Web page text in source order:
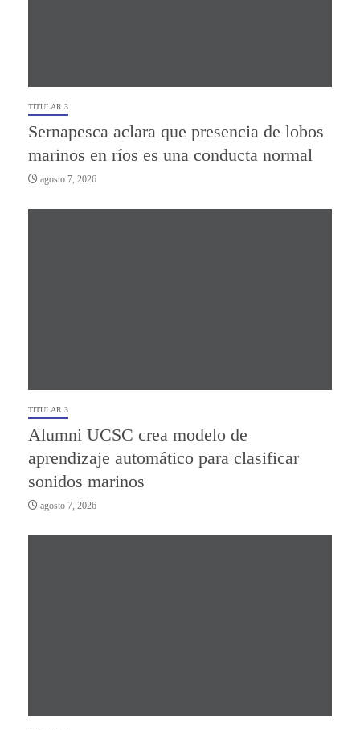
TITULAR 3
Sernapesca aclara que presencia de lobos
marinos en ríos es una conducta normal
agosto 7, 2026
TITULAR 3
Alumni UCSC crea modelo de
aprendizaje automático para clasificar
sonidos marinos
agosto 7, 2026